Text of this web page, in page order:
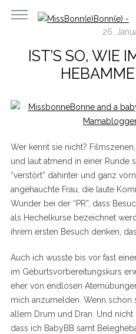
26.
IST’S SO, WIE
Wer kennt sie nicht?
und laut atmend in einer Runde
“verstört” dahinter und ganz
angehauchte Frau, die laute
Wunder bei der “PR”, dass
als Hechelkurse bezeichnet
ihrem ersten Besuch denken,
Auch ich wusste bis vor fast
im Geburtsvorbereitungskurs
eher von endlosen
mich anzumelden. Wenn schon
allem Drum und Dran. Und nicht
dass ich BabyBB samt